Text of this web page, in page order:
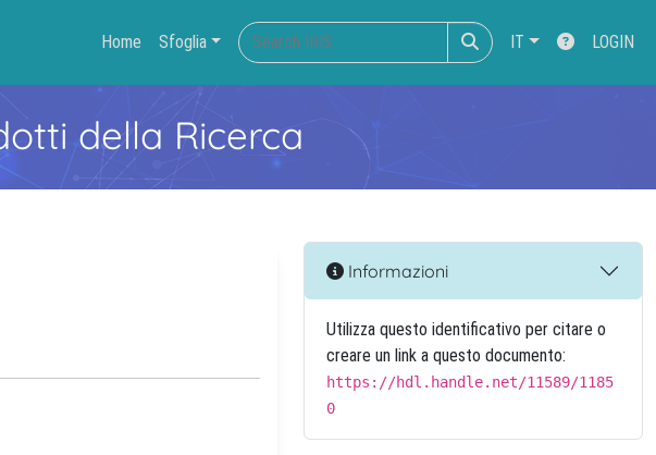
Home Sfoglia IT LOGIN
della Ricerca
Informazioni
Utilizza questo identificativo per citare o
creare un link a questo documento:
https://hdl.handle.net/11589/1185
0